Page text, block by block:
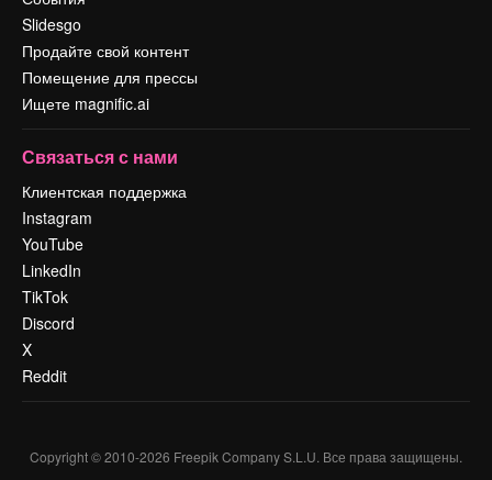
Slidesgo
Продайте свой контент
Помещение для прессы
Ищете magnific.ai
Связаться с нами
Клиентская поддержка
Instagram
YouTube
LinkedIn
TikTok
Discord
X
Reddit
Copyright © 2010-2026 Freepik Company S.L.U. Все права защищены.